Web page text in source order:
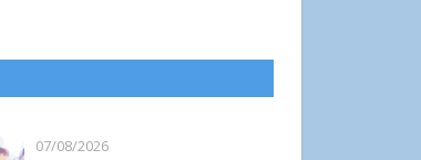
07/08/2026